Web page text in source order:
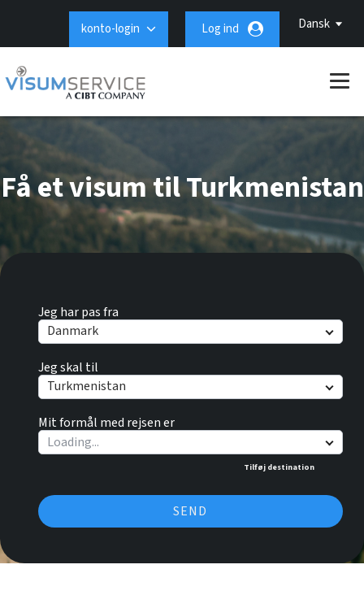
Dansk
konto-login Log ind
Jeg har pas fra
Danmark
Jeg skal til
Turkmenistan
Mit formål med rejsen er
Tilføj destination
SEND
Få et visum til Turkmenistan